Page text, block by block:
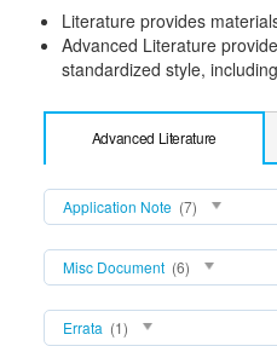
Literature provides
Advanced Literature
standardized style,
Advanced Literature
Application Note (7)
Misc Document (6)
Errata (1)